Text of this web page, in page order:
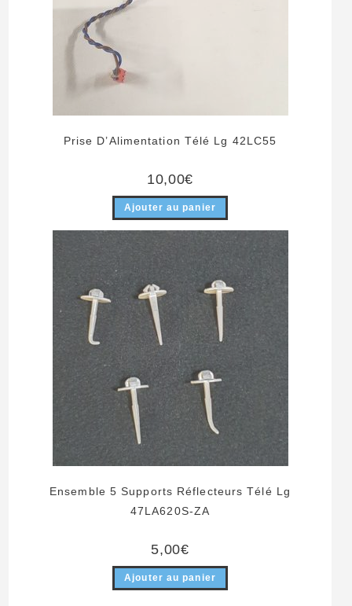
Prise D’Alimentation Télé Lg 42LC55
10,00€
Ajouter au panier
Ensemble 5 Supports Réflecteurs Télé Lg
47LA620S-ZA
5,00€
Ajouter au panier